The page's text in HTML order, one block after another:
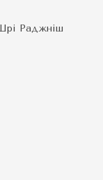
Раджніш